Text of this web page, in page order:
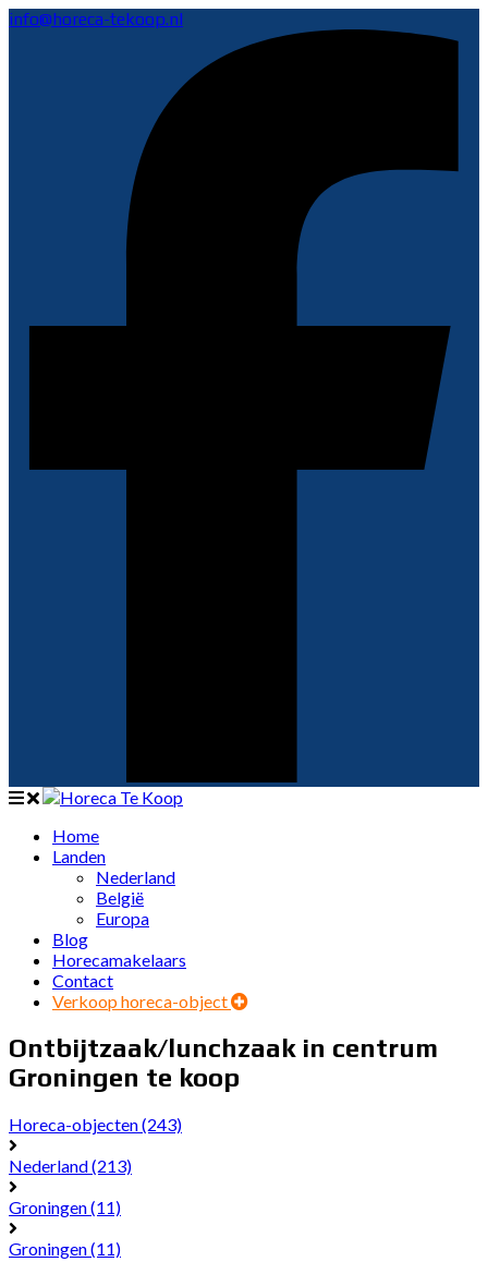
info@horeca-tekoop.nl
Home
Landen
Nederland
België
Europa
Blog
Horecamakelaars
Contact
Verkoop horeca-object
Ontbijtzaak/lunchzaak in centrum
Groningen te koop
Horeca-objecten(243)
Nederland(213)
Groningen(11)
Groningen(11)